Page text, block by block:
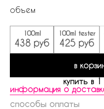
объем
100ml
438 руб
100ml tester
425 руб
в
купить в 1
информация о
способы оплаты